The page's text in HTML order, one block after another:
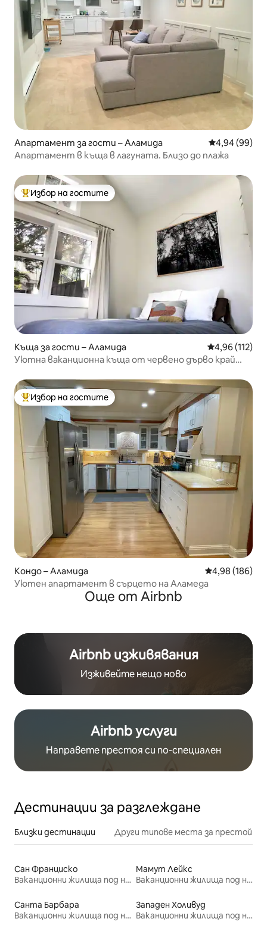
Апартамент за гости – Аламида Средна
4,94 (99)
Апартамент в къща в лагуната. Близо до плажа
Най-популярен избор на гостите
Избор на гостите
Къща за гости – Аламида Средна
4,96 (112)
Уютна ваканционна къща от червено дърво край
Най-популярен избор на гостите
Избор на гостите
Кондо – Аламида Средна
4,98 (186)
Уютен апартамент в сърцето на Аламеда
Още от Airbnb
Airbnb изживявания
Изживейте нещо ново
Airbnb услуги
Направете престоя си по-специален
Дестинации за разглеждане
Близки дестинации Други типове места за престой
Сан Франциско
Ваканционни жилища под наем
Мамут Лейкс
Ваканционни жилища под наем
Санта Барбара
Ваканционни жилища под наем
Западен Холивуд
Ваканционни жилища под наем